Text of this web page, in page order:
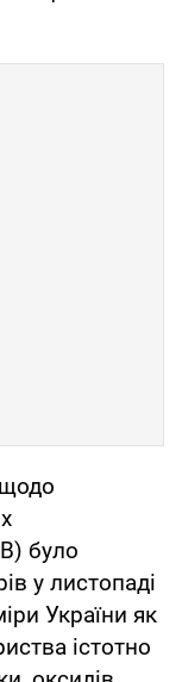
було
у листопаді
України як
істотно